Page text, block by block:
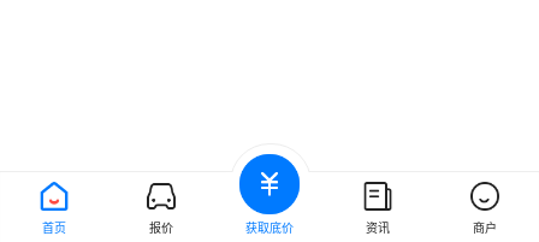
首页 报价 获取底价 资讯 商户